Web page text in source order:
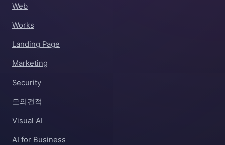
Web
Works
Landing Page
Marketing
Security
모의견적
Visual AI
AI for Business